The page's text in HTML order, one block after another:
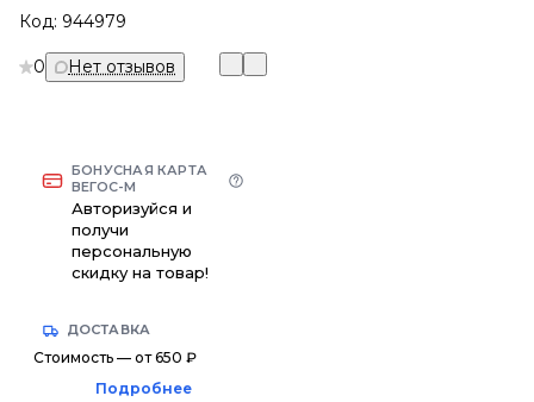
Код: 944979
0 Нет отзывов
БОНУСНАЯ КАРТА
ВЕГОС-М
Авторизуйся и
получи
персональную
скидку на товар!
ДОСТАВКА
Стоимость — от 650 ₽
Подробнее